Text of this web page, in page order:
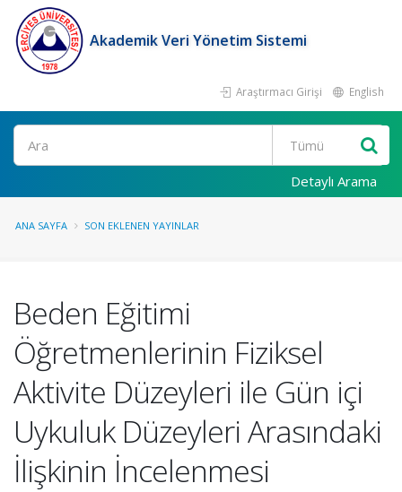
Akademik Veri Yönetim Sistemi
Araştırmacı Girişi English
Ara
Detaylı Arama
ANA SAYFA SON EKLENEN YAYINLAR
Beden Eğitimi
Öğretmenlerinin Fiziksel
Aktivite Düzeyleri ile Gün içi
Uykuluk Düzeyleri Arasındaki
İlişkinin İncelenmesi